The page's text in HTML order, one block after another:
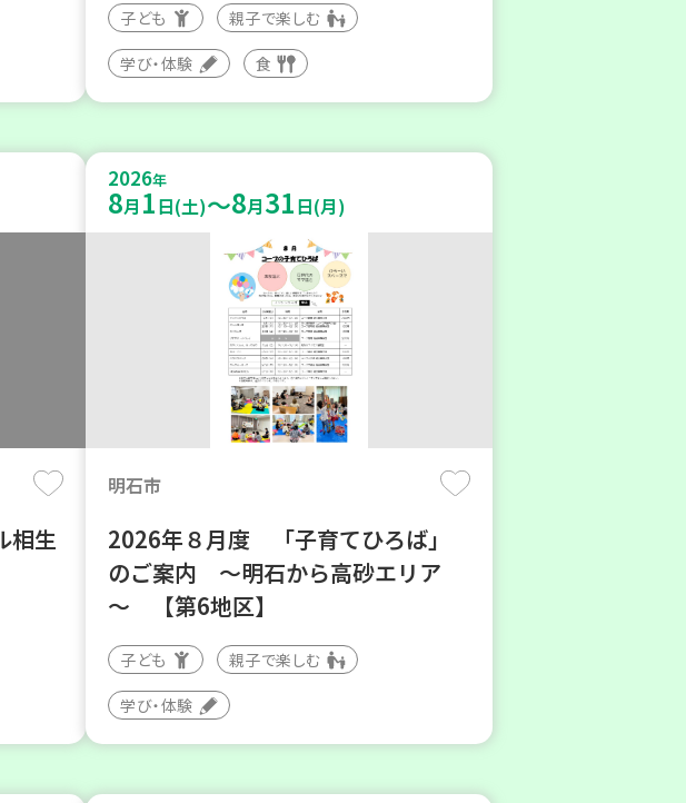
子ども 親子で楽しむ
学び・体験 食
相生
2026年
8月 1日(土)～8月31日(月)
明石市
2026年８月度 「子育てひろば」
のご案内 ～明石から高砂エリア
～ 【第6地区】
子ども 親子で楽しむ
学び・体験